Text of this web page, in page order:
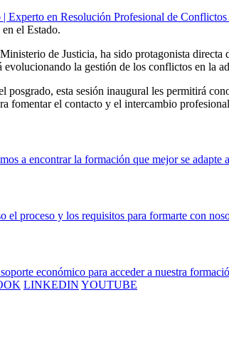
| Experto en Resolución Profesional de
el Estado.
de Justicia, ha sido protagonista
evolucionando la gestión de los conflictos en la
posgrado, esta sesión inaugural les permitirá
fomentar el contacto y el intercambio
a encontrar la formación que mejor se adapte
el proceso y los requisitos para formarte con
económico para acceder a nuestra
LINKEDIN YOUTUBE